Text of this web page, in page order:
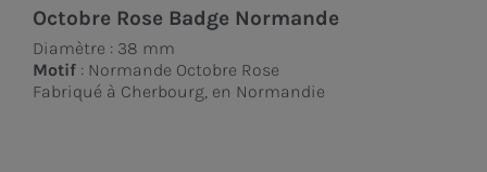
Octobre Rose Badge Normande
Diamètre : 38 mm
Motif : Normande Octobre Rose
Fabriqué à Cherbourg, en Normandie